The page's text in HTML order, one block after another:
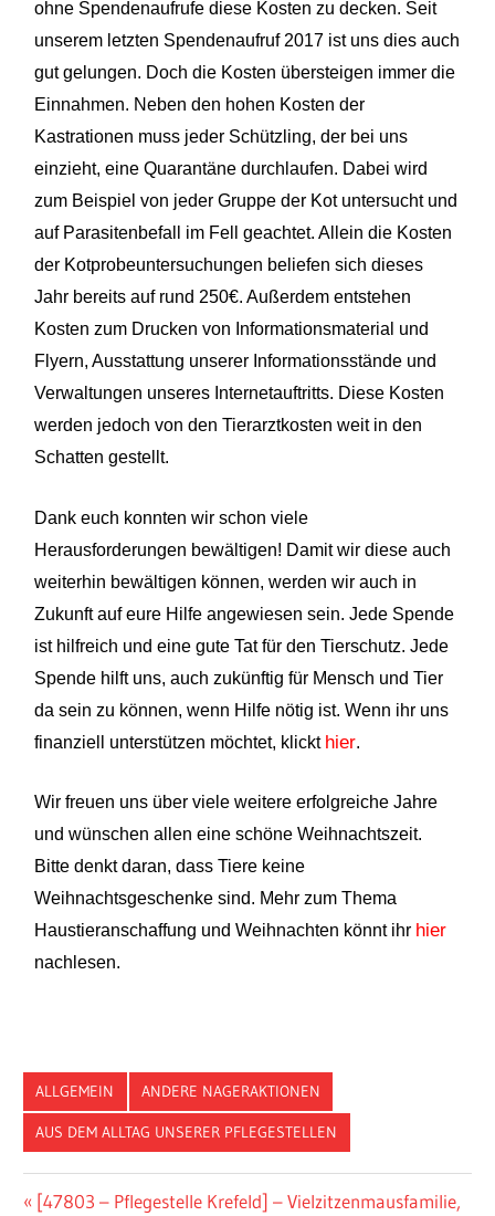
ohne Spendenaufrufe diese Kosten zu decken. Seit
unserem letzten Spendenaufruf 2017 ist uns dies auch
gut gelungen. Doch die Kosten übersteigen immer die
Einnahmen. Neben den hohen Kosten der
Kastrationen muss jeder Schützling, der bei uns
einzieht, eine Quarantäne durchlaufen. Dabei wird
zum Beispiel von jeder Gruppe der Kot untersucht und
auf Parasitenbefall im Fell geachtet. Allein die Kosten
der Kotprobeuntersuchungen beliefen sich dieses
Jahr bereits auf rund 250€. Außerdem entstehen
Kosten zum Drucken von Informationsmaterial und
Flyern, Ausstattung unserer Informationsstände und
Verwaltungen unseres Internetauftritts. Diese Kosten
werden jedoch von den Tierarztkosten weit in den
Schatten gestellt.
Dank euch konnten wir schon viele
Herausforderungen bewältigen! Damit wir diese auch
weiterhin bewältigen können, werden wir auch in
Zukunft auf eure Hilfe angewiesen sein. Jede Spende
ist hilfreich und eine gute Tat für den Tierschutz. Jede
Spende hilft uns, auch zukünftig für Mensch und Tier
da sein zu können, wenn Hilfe nötig ist. Wenn ihr uns
finanziell unterstützen möchtet, klickt hier.
Wir freuen uns über viele weitere erfolgreiche Jahre
und wünschen allen eine schöne Weihnachtszeit.
Bitte denkt daran, dass Tiere keine
Weihnachtsgeschenke sind. Mehr zum Thema
Haustieranschaffung und Weihnachten könnt ihr hier
nachlesen.
ALLGEMEIN ANDERE NAGERAKTIONEN
AUS DEM ALLTAG UNSERER PFLEGESTELLEN
[47803 – Pflegestelle Krefeld] – Vielzitzenmausfamilie,